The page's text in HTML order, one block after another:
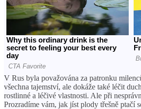
V Rus byla považována za patronku
všechna tajemství, ale dokáže také léčit
rostlinné a léčivé vlastnosti. Ale při
Prozradíme vám, jak jíst plody třešně ptačí